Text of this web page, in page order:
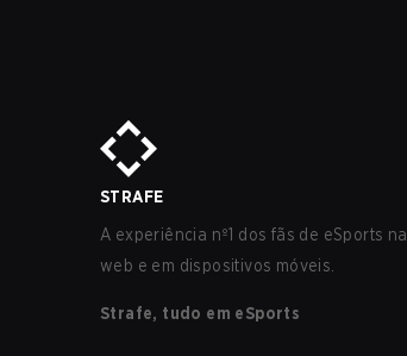
STRAFE
A experiência nº1 dos fãs de eSports na
web e em dispositivos móveis.
Strafe, tudo em eSports